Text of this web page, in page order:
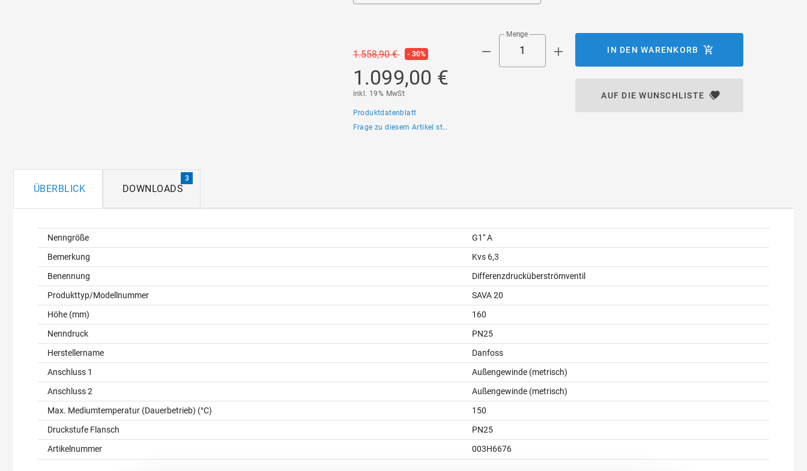
1.558,90 € - 30%
1.099,00 €
inkl. 19% MwSt
Produktdatenblatt
Frage zu diesem Artikel stellen
Menge
IN DEN WARENKORB
AUF DIE WUNSCHLISTE
ÜBERBLICK DOWNLOADS
3
Nenngröße
G1" A
Bemerkung
Kvs 6,3
Benennung
Differenzdrucküberströmventil
Produkttyp/Modellnummer
SAVA 20
Höhe (mm)
160
Nenndruck
PN25
Herstellername
Danfoss
Anschluss 1
Außengewinde (metrisch)
Anschluss 2
Außengewinde (metrisch)
Max. Mediumtemperatur (Dauerbetrieb) (°C)
150
Druckstufe Flansch
PN25
Artikelnummer
003H6676